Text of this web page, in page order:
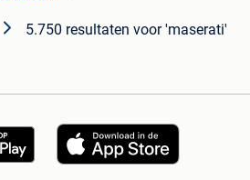
5.750 resultaten voor 'maserati'